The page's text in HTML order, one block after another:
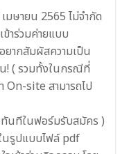
ษายน 2565 ไม่จำกัด
าร่วมค่ายแบบ
ยากสัมผัสความเป็น
! ( รวมทั้งในกรณีที่
On-site สามารถไป
ทันทีในฟอร์มรับสมัคร )
ในรูปแบบไฟล์ pdf